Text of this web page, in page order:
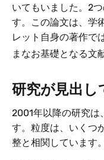
いてもいました。2
す。この論文は、学
レット自身の著作で
まなお基礎となる文
研究が見出し
2001年以降の研究は
す。粒度は、いくつ
整と相関しています。